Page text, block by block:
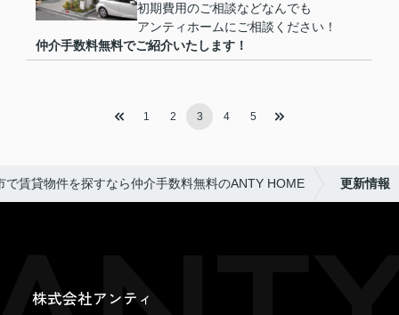
初期費用のご相談などなんでも
アンティホームにご相談ください！
仲介手数料無料でご紹介いたします！
1 2 3 4 5
で賃貸物件を探すなら仲介手数料無料のANTY HOME 更新情報
株式会社アンティ